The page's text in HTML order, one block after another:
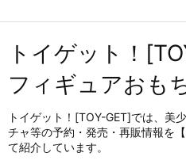
トイゲット！
フィギュアおも
トイゲット！[TOY-GET]では、美
チャ等の予約・発売・再販情報を
て紹介しています。